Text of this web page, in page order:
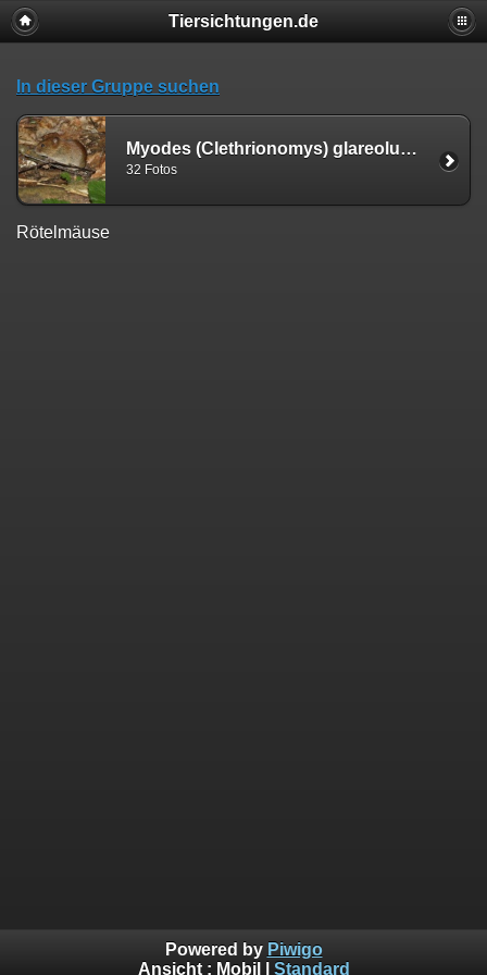
Tiersichtungen.de
In dieser Gruppe suchen
Myodes (Clethrionomys) glareolus (Schreber, 1780)
32 Fotos
Rötelmäuse
Powered by Piwigo
Ansicht : Mobil Standard